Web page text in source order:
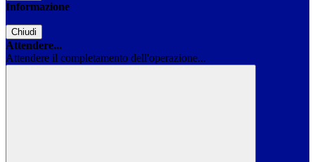
Informazione
Chiudi
Attendere...
Attendere il completamento dell'operazione...